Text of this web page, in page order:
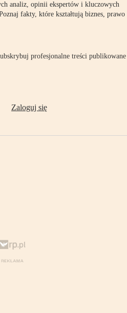
analiz, opinii ekspertów i kluczowych
fakty, które kształtują biznes, prawo
profesjonalne treści publikowane
Zaloguj się